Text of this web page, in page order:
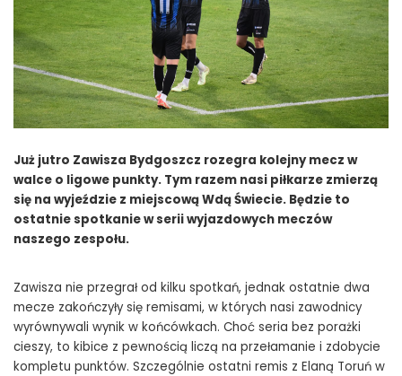
Już jutro Zawisza Bydgoszcz rozegra kolejny mecz w
walce o ligowe punkty. Tym razem nasi piłkarze zmierzą
się na wyjeździe z miejscową Wdą Świecie. Będzie to
ostatnie spotkanie w serii wyjazdowych meczów
naszego zespołu.
Zawisza nie przegrał od kilku spotkań, jednak ostatnie dwa
mecze zakończyły się remisami, w których nasi zawodnicy
wyrównywali wynik w końcówkach. Choć seria bez porażki
cieszy, to kibice z pewnością liczą na przełamanie i zdobycie
kompletu punktów. Szczególnie ostatni remis z Elaną Toruń w